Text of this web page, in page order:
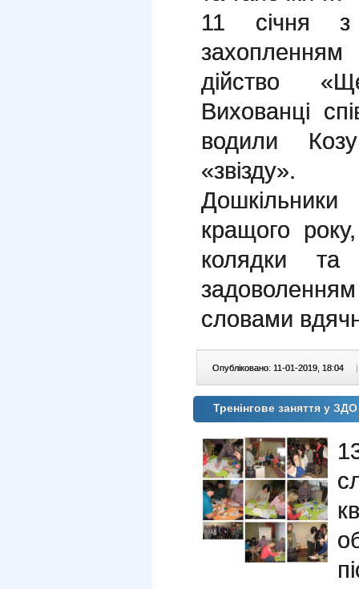
11 січня
дійство
Вихованці
водили
«звізду».
кращого
колядки
словами
Опубліковано: 11-01-2019, 18:04 |
Тренінгове заняття у